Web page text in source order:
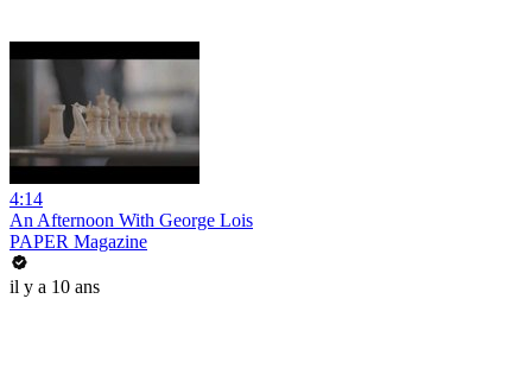
4:14
An Afternoon With George Lois
PAPER Magazine
il y a 10 ans